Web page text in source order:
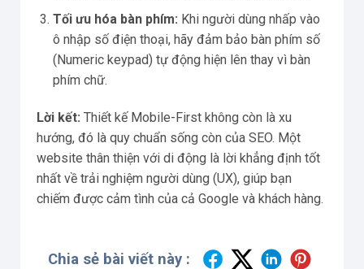
Tối ưu hóa bàn phím: Khi người dùng nhấp vào
ô nhập số điện thoại, hãy đảm bảo bàn phím số
(Numeric keypad) tự động hiện lên thay vì bàn
phím chữ.
Lời kết: Thiết kế Mobile-First không còn là xu
hướng, đó là quy chuẩn sống còn của SEO. Một
website thân thiện với di động là lời khẳng định tốt
nhất về trải nghiệm người dùng (UX), giúp bạn
chiếm được cảm tình của cả Google và khách hàng.
Chia sẻ bài viết này :